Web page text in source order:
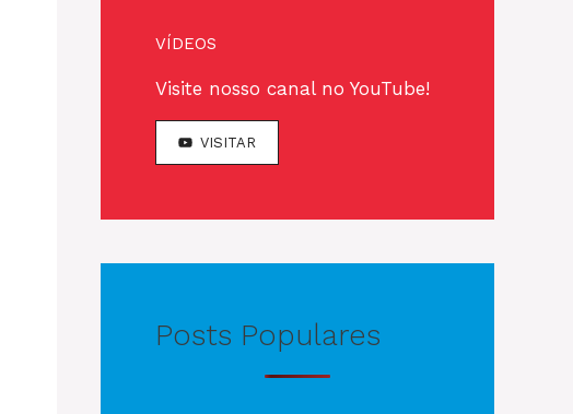
VÍDEOS
Visite nosso canal no YouTube!
VISITAR
Posts Populares